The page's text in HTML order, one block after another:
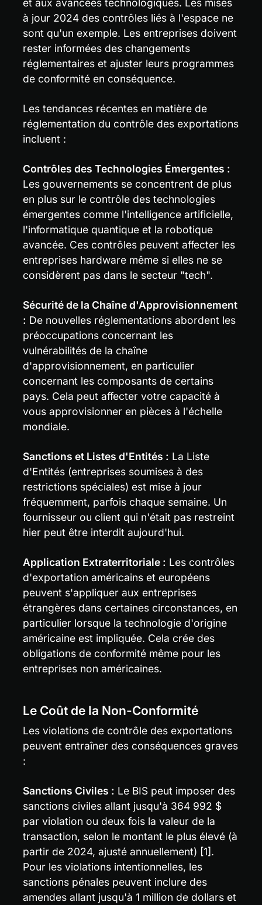
et aux avancées technologiques. Les mises
à jour 2024 des contrôles liés à l'espace ne
sont qu'un exemple. Les entreprises doivent
rester informées des changements
réglementaires et ajuster leurs programmes
de conformité en conséquence.
Les tendances récentes en matière de
réglementation du contrôle des exportations
incluent :
Contrôles des Technologies Émergentes :
Les gouvernements se concentrent de plus
en plus sur le contrôle des technologies
émergentes comme l'intelligence artificielle,
l'informatique quantique et la robotique
avancée. Ces contrôles peuvent affecter les
entreprises hardware même si elles ne se
considèrent pas dans le secteur "tech".
Sécurité de la Chaîne d'Approvisionnement
: De nouvelles réglementations abordent les
préoccupations concernant les
vulnérabilités de la chaîne
d'approvisionnement, en particulier
concernant les composants de certains
pays. Cela peut affecter votre capacité à
vous approvisionner en pièces à l'échelle
mondiale.
Sanctions et Listes d'Entités : La Liste
d'Entités (entreprises soumises à des
restrictions spéciales) est mise à jour
fréquemment, parfois chaque semaine. Un
fournisseur ou client qui n'était pas restreint
hier peut être interdit aujourd'hui.
Application Extraterritoriale : Les contrôles
d'exportation américains et européens
peuvent s'appliquer aux entreprises
étrangères dans certaines circonstances, en
particulier lorsque la technologie d'origine
américaine est impliquée. Cela crée des
obligations de conformité même pour les
entreprises non américaines.
Le Coût de la Non-Conformité
Les violations de contrôle des exportations
peuvent entraîner des conséquences graves
:
Sanctions Civiles : Le BIS peut imposer des
sanctions civiles allant jusqu'à 364 992 $
par violation ou deux fois la valeur de la
transaction, selon le montant le plus élevé (à
partir de 2024, ajusté annuellement) [1].
Pour les violations intentionnelles, les
sanctions pénales peuvent inclure des
amendes allant jusqu'à 1 million de dollars et